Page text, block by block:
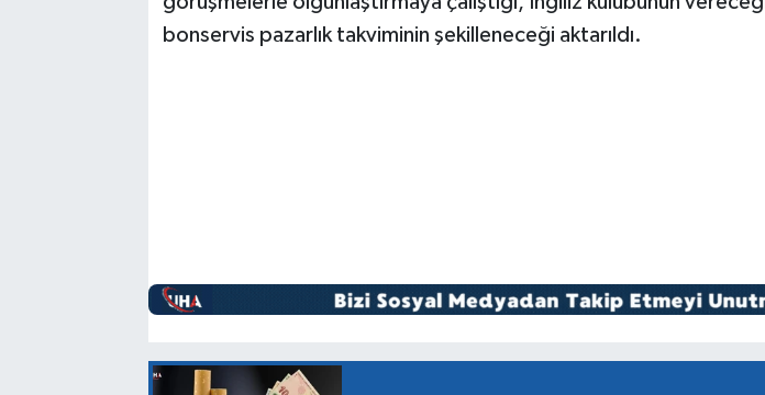
bonservis pazarlık takviminin şekilleneceği aktarıldı.